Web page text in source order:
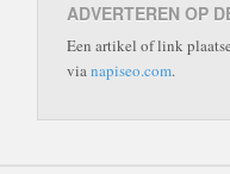
ADVERTEREN OP
Een artikel of link
vianapiseo.com.